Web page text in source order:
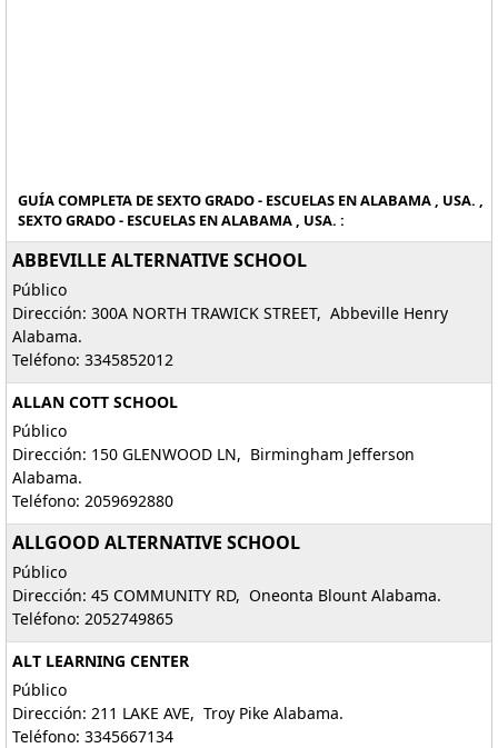
GUÍA COMPLETA DE SEXTO GRADO - ESCUELAS EN ALABAMA , USA. ,
SEXTO GRADO - ESCUELAS EN ALABAMA , USA. :
ABBEVILLE ALTERNATIVE SCHOOL
Público
Dirección: 300A NORTH TRAWICK STREET, Abbeville Henry
Alabama.
Teléfono: 3345852012
ALLAN COTT SCHOOL
Público
Dirección: 150 GLENWOOD LN, Birmingham Jefferson
Alabama.
Teléfono: 2059692880
ALLGOOD ALTERNATIVE SCHOOL
Público
Dirección: 45 COMMUNITY RD, Oneonta Blount Alabama.
Teléfono: 2052749865
ALT LEARNING CENTER
Público
Dirección: 211 LAKE AVE, Troy Pike Alabama.
Teléfono: 3345667134